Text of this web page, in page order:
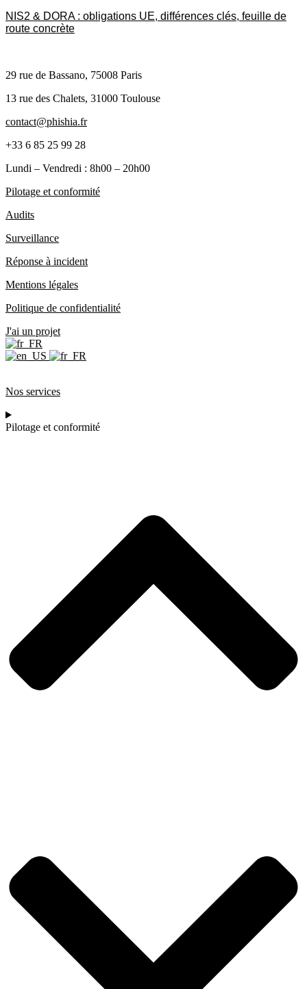
NIS2 & DORA : obligations UE, différences clés, feuille de
route concrète
29 rue de Bassano, 75008 Paris
13 rue des Chalets, 31000 Toulouse
contact@phishia.fr
+33 6 85 25 99 28
Lundi – Vendredi : 8h00 – 20h00
Pilotage et conformité
Audits
Surveillance
Réponse à incident
Mentions légales
Politique de confidentialité
J'ai un projet
Nos services
Pilotage et conformité